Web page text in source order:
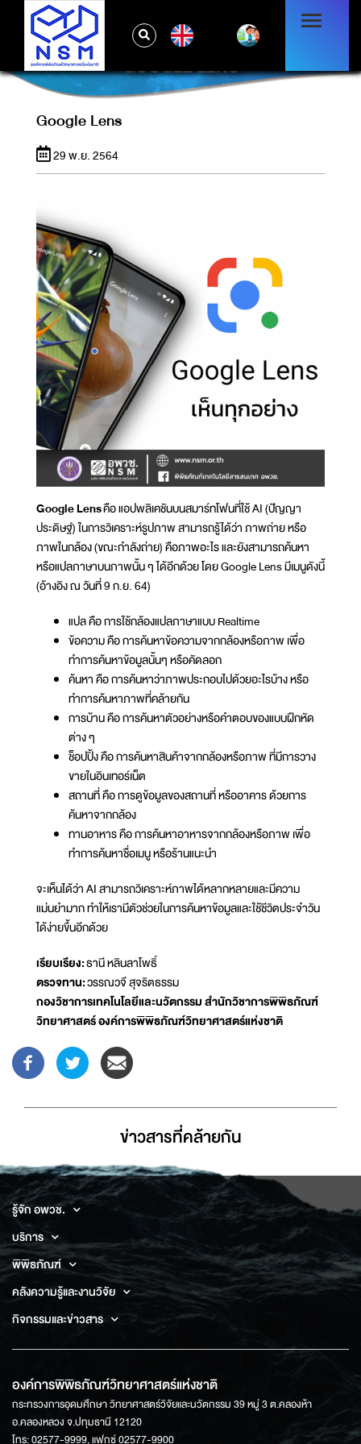
GOOGLE LENS
Google Lens
29 พ.ย. 2564
Google Lensคือ แอปพลิเคชันบนสมาร์ทโฟนที่ใช้ AI (ปัญญา
ประดิษฐ์) ในการวิเคราะห์รูปภาพ สามารถรู้ได้ว่า ภาพถ่าย หรือ
ภาพในกล้อง (ขณะกำลังถ่าย) คือภาพอะไร และยังสามารถค้นหา
หรือแปลภาษาบนภาพนั้น ๆ ได้อีกด้วย โดย Google Lens มีเมนูดังนี้
(อ้างอิง ณ วันที่ 9 ก.ย. 64)
แปล คือ การใช้กล้องแปลภาษาแบบ Realtime
ข้อความ คือ การค้นหาข้อความจากกล้องหรือภาพ เพื่อ
ทำการค้นหาข้อมูลนั้นๆ หรือคัดลอก
ค้นหา คือ การค้นหาว่าภาพประกอบไปด้วยอะไรบ้าง หรือ
ทำการค้นหาภาพที่คล้ายกัน
การบ้าน คือ การค้นหาตัวอย่างหรือคำตอบของแบบฝึกหัด
ต่าง ๆ
ช็อปปิ้ง คือ การค้นหาสินค้าจากกล้องหรือภาพ ที่มีการวาง
ขายในอินเทอร์เน็ต
สถานที่ คือ การดูข้อมูลของสถานที่ หรืออาคาร ด้วยการ
ค้นหาจากกล้อง
ทานอาหาร คือ การค้นหาอาหารจากกล้องหรือภาพ เพื่อ
ทำการค้นหาชื่อเมนู หรือร้านแนะนำ
จะเห็นได้ว่า AI สามารถวิเคราะห์ภาพได้หลากหลายและมีความ
แม่นยำมาก ทำให้เรามีตัวช่วยในการค้นหาข้อมูลและใช้ชีวิตประจำวัน
ได้ง่ายขึ้นอีกด้วย
เรียบเรียง:ธานี หลินลาโพธิ์
ตรวจทาน:วรรณวจี สุจริตธรรม
กองวิชาการเทคโนโลยีและนวัตกรรม สำนักวิชาการพิพิธภัณฑ์
วิทยาศาสตร์ องค์การพิพิธภัณฑ์วิทยาศาสตร์แห่งชาติ
ข่าวสารที่่คล้ายกัน
รู้จัก อพวช.
บริการ
พิพิธภัณฑ์
คลังความรู้และงานวิจัย
กิจกรรมและข่าวสาร
องค์การพิพิธภัณฑ์วิทยาศาสตร์แห่งชาติ
กระทรวงการอุดมศึกษา วิทยาศาสตร์วิจัยและนวัตกรรม 39 หมู่ 3 ต.คลองห้า
อ.คลองหลวง จ.ปทุมธานี 12120
โทร: 02577-9999, แฟกซ์ 02577-9900